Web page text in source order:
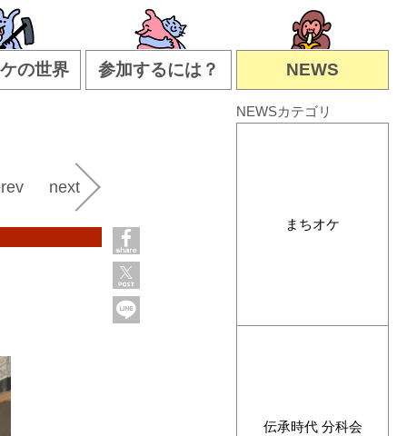
の世界 参加するには？ NEWS
NEWSカテゴリ
まちオケ
伝承時代 分科会
next